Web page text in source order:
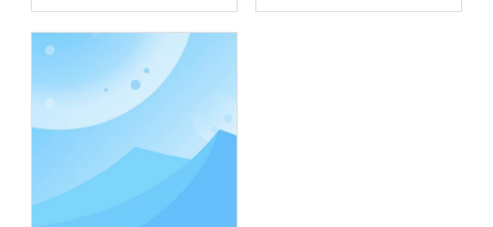
calidad para hotel
profesional de hotel